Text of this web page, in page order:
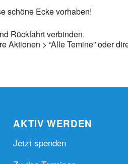
schöne Ecke vorhaben!
Rückfahrt verbinden.
Aktionen > “Alle Temine” oder
AKTIV WERDEN
Jetzt spenden